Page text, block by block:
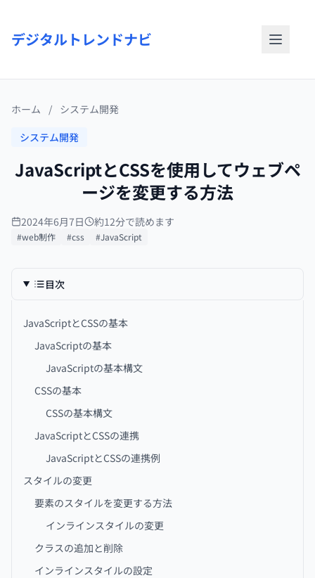
デジタルトレンドナビ
ホーム / システム開発
システム開発
JavaScriptとCSSを使用してウェブペ
ージを変更する方法
2024年6月7日 約12分で読めます
#web制作 #css #JavaScript
目次
JavaScriptとCSSの基本
JavaScriptの基本
JavaScriptの基本構文
CSSの基本
CSSの基本構文
JavaScriptとCSSの連携
JavaScriptとCSSの連携例
スタイルの変更
要素のスタイルを変更する方法
インラインスタイルの変更
クラスの追加と削除
インラインスタイルの設定